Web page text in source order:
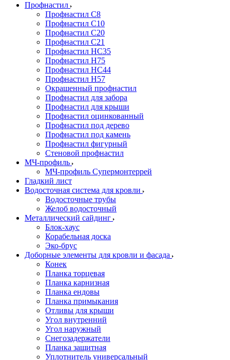
Профнастил
Профнастил С8
Профнастил С10
Профнастил С20
Профнастил С21
Профнастил НС35
Профнастил Н75
Профнастил HC44
Профнастил Н57
Окрашенный профнастил
Профнастил для забора
Профнастил для крыши
Профнастил оцинкованный
Профнастил под дерево
Профнастил под камень
Профнастил фигурный
Стеновой профнастил
МЧ-профиль
МЧ-профиль Супермонтеррей
Гладкий лист
Водосточная система для кровли
Водосточные трубы
Желоб водосточный
Металлический сайдинг
Блок-хаус
Корабельная доска
Эко-брус
Доборные элементы для кровли и фасада
Конек
Планка торцевая
Планка карнизная
Планка ендовы
Планка примыкания
Отливы для крыши
Угол внутренний
Угол наружный
Снегозадержатели
Планка защитная
Уплотнитель универсальный